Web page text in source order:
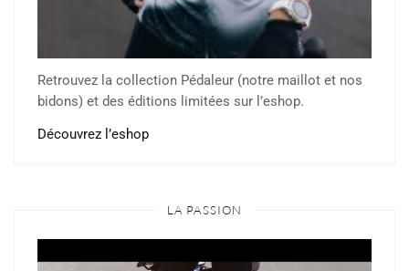
Retrouvez la collection Pédaleur (notre maillot et nos
bidons) et des éditions limitées sur l’eshop.
Découvrez l’eshop
LA PASSION